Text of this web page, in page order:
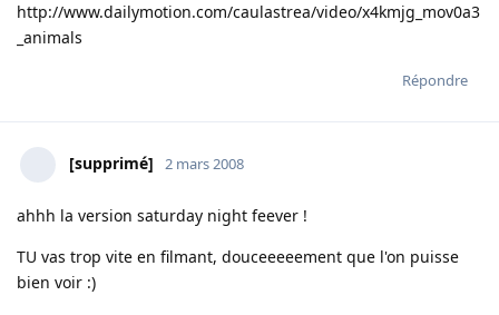
http://www.dailymotion.com/caulastrea/video/x4kmjg_mov0a3
_animals
Répondre
[supprimé] 2 mars 2008
ahhh la version saturday night feever !
TU vas trop vite en filmant, douceeeeement que l'on puisse
bien voir :)